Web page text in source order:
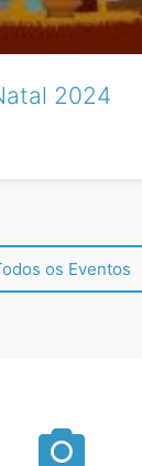
2024
os Eventos